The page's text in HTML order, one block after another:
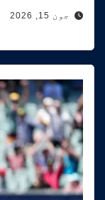
جون 15, 2026